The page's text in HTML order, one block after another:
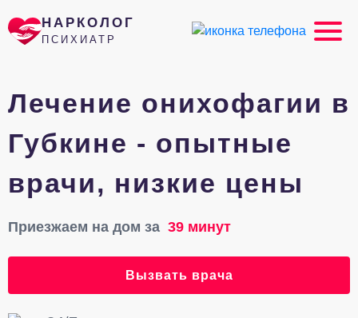
НАРКОЛОГ
ПСИХИАТР
Лечение онихофагии в
Губкине - опытные
врачи, низкие цены
Приезжаем на дом за 39 минут
Вызвать врача